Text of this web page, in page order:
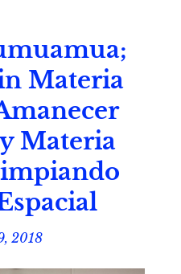
Materia
Materia
2018